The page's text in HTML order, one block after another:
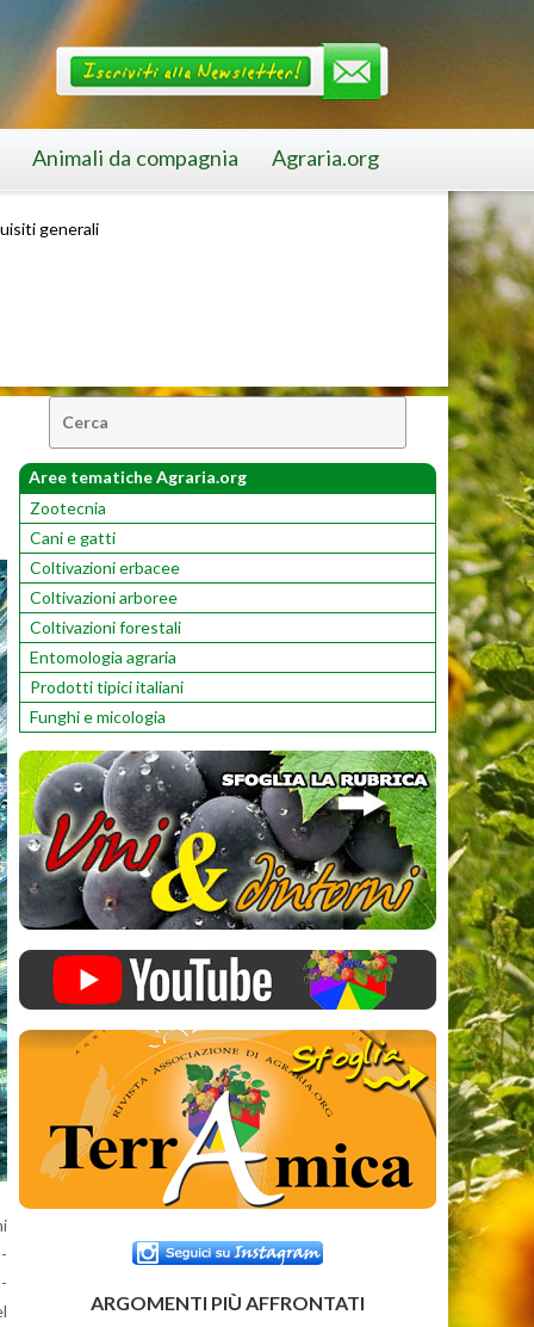
Animali da compagnia Agraria.org
generali
Aree tematiche Agraria.org
Zootecnia
Cani e gatti
Coltivazioni erbacee
Coltivazioni arboree
Coltivazioni forestali
Entomologia agraria
Prodotti tipici italiani
Funghi e micologia
ARGOMENTI PIÙ AFFRONTATI